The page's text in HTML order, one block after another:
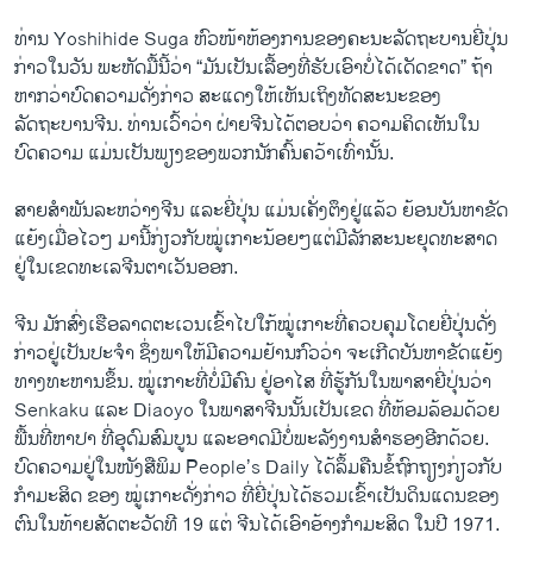
ທ່ານ Yoshihide Suga ຫົວໜ້າຫ້ອງການຂອງຄະນະລັດຖະບານຍີ່ປຸ່ນ
ກ່າວໃນວັນ ພະຫັດມື້ນີ້ວ່າ “ມັນເປັນເລື້ອງທີ່ຮັບເອົາບໍ່ໄດ້ເດັດຂາດ” ຖ້າ
ຫາກວ່າບົດຄວາມດັ່ງກ່າວ ສະແດງໃຫ້ເຫັນເຖິງທັດສະນະຂອງ
ລັດຖະບານຈີນ. ທ່ານເວົ້າວ່າ ຝ່າຍຈີນໄດ້ຕອບວ່າ ຄວາມຄິດເຫັນໃນ
ບົດຄວາມ ແມ່ນເປັນພຽງຂອງພວກນັກຄົ້ນຄວ້າເທົ່ານັ້ນ.
ສາຍສໍາພັນລະຫວ່າງຈີນ ແລະຍີ່ປຸ່ນ ແມ່ນເຄັ່ງຕຶງຢູ່ແລ້ວ ຍ້ອນບັນຫາຂັດ
ແຍ້ງເມື່ອໄວໆ ມານີ້ກ່ຽວກັບໝູ່ເກາະນ້ອຍໆແຕ່ມີລັກສະນະຍຸດທະສາດ
ຢູ່ໃນເຂດທະເລຈີນຕາເວັນອອກ.
ຈີນ ມັກສົ່ງເຮືອລາດຕະເວນເຂົ້າໄປໃກ້ໝູ່ເກາະທີ່ຄວບຄຸມໂດຍຍີ່ປຸ່ນດັ່ງ
ກ່າວຢູ່ເປັນປະຈຳ ຊຶ່ງພາໃຫ້ມີຄວາມຢ້ານກົວວ່າ ຈະເກີດບັນຫາຂັດແຍ້ງ
ທາງທະຫານຂຶ້ນ. ໝູ່ເກາະທີ່ບໍ່ມີຄົນ ຢູ່ອາໄສ ທີ່ຮູ້ກັນໃນພາສາຍີ່ປຸ່ນວ່າ
Senkaku ແລະ Diaoyo ໃນພາສາຈີນນັ້ນເປັນເຂດ ທີ່ຫ້ອມລ້ອມດ້ວຍ
ພື້ນທີ່ຫາປາ ທີ່ອຸດົມສົມບູນ ແລະອາດມີບໍ່ພະລັງງານສຳຮອງອີກດ້ວຍ.
ບົດຄວາມຢູ່ໃນໜັງສືພິມ People’s Daily ໄດ້ລຶ້ມຄືນຂໍ້ຖົກຖຽງກ່ຽວກັບ
ກໍາມະສິດ ຂອງ ໝູ່ເກາະດັ່ງກ່າວ ທີ່ຍີ່ປຸ່ນໄດ້ຮວມເຂົ້າເປັນດິນແດນຂອງ
ຕົນໃນທ້າຍສັດຕະວັດທີ 19 ແຕ່ ຈີນໄດ້ເອົາອ້າງກຳມະສິດ ໃນປີ 1971.